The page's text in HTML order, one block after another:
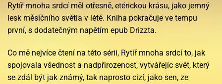
Rytíř mnoha srdcí měl otřesně, etérickou krásu, jako jemný
lesk měsíčního světla v létě. Kniha pokračuje ve tempu
první, s dodatečným napětím epub Drizzta.
Co mě nejvíce čtení na této sérii, Rytíř mnoha srdcí to, jak
spojovala všednost a nadpřirozenost, vytvářejíc svět, který
se zdál být jak známý, tak naprosto cizí, jako sen, ze